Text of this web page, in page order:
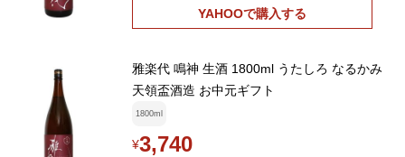
YAHOOで購入する
雅楽代 鳴神 生酒 1800ml うたしろ なるかみ
天領盃酒造 お中元ギフト
1800ml
¥3,740